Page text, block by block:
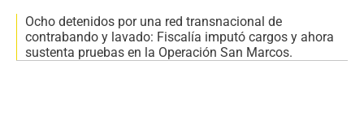
Ocho detenidos por una red transnacional de
contrabando y lavado: Fiscalía imputó cargos y ahora
sustenta pruebas en la Operación San Marcos.